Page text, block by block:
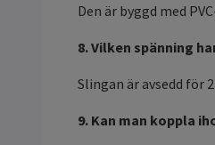
Den är byggd med
8. Vilken spänning
Slingan är avsedd för
9. Kan man koppla